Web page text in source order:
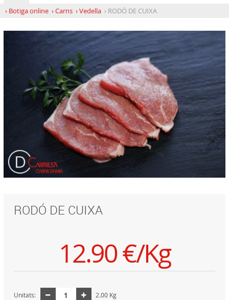
› Botiga online ›Carns ›Vedella › RODÓ DE CUIXA
RODÓ DE CUIXA
12.90 €/Kg
Unitats: 2.00 Kg